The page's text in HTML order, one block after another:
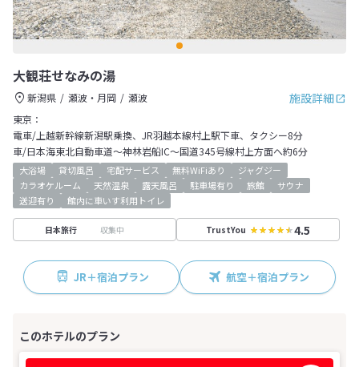
大観荘せなみの湯
施設詳細
新潟県 瀬波・月岡
瀬波
東京：
電車/上越新幹線新潟駅乗換、JR羽越本線村上駅下車、タクシー8分
車/日本海東北自動車道～神林岩船IC～国道345号線村上方面へ約6分
大浴場 貸切風呂 宅配サービス 無料WiFiあり
ジャグジー
カラオケルーム
天然温泉 露天風呂 駐車場有り 旅館
サウナ
送迎有り
館内に車いす利用トイレ
日本旅行 収集中 TrustYou 4.5
JR＋宿泊プラン 航空＋宿泊プラン